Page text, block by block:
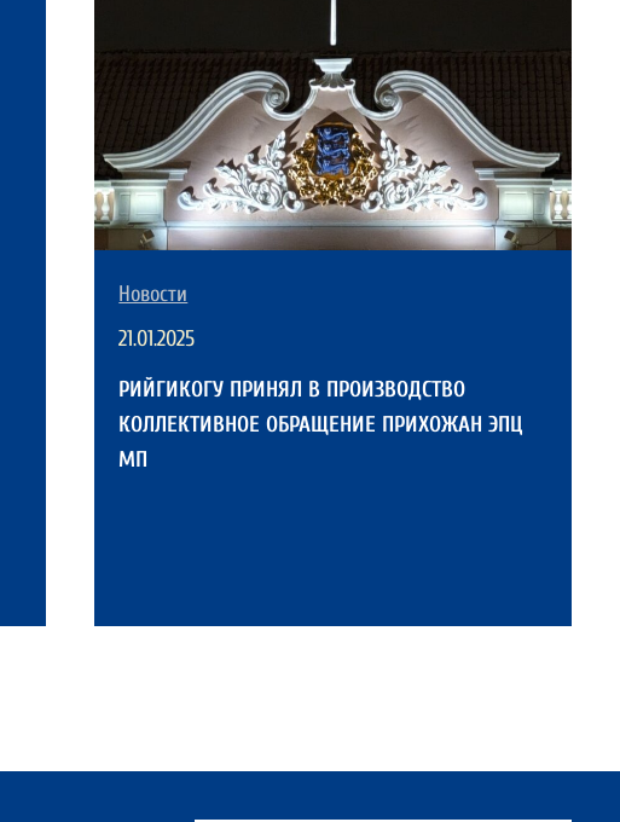
Новости
21.01.2025
РИЙГИКОГУ ПРИНЯЛ В ПРОИЗВОДСТВО
КОЛЛЕКТИВНОЕ ОБРАЩЕНИЕ ПРИХОЖАН ЭПЦ
МП